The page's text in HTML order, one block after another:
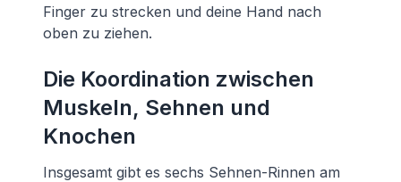
Finger zu strecken und deine Hand nach
oben zu ziehen.
Die Koordination zwischen
Muskeln, Sehnen und
Knochen
Insgesamt gibt es sechs Sehnen-Rinnen am